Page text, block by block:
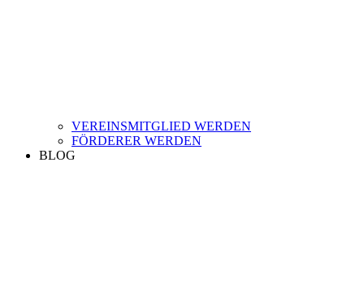
VEREINSMITGLIED WERDEN
FÖRDERER WERDEN
BLOG